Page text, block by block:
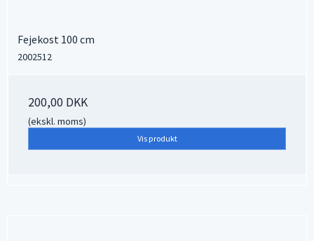
Fejekost 100 cm
2002512
200,00 DKK
(ekskl. moms)
Vis produkt